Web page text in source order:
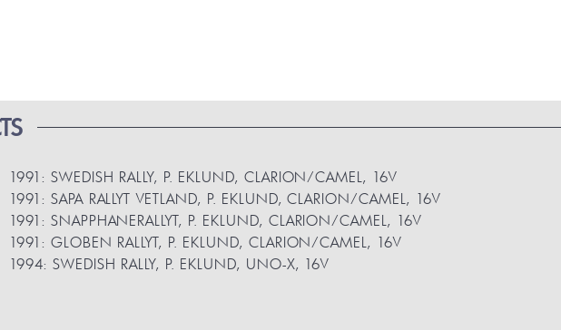
1991: SWEDISH RALLY, P. EKLUND, CLARION/CAMEL, 16V
1991: SAPA RALLYT VETLAND, P. EKLUND, CLARION/CAMEL, 16V
1991: SNAPPHANERALLYT, P. EKLUND, CLARION/CAMEL, 16V
1991: GLOBEN RALLYT, P. EKLUND, CLARION/CAMEL, 16V
1994: SWEDISH RALLY, P. EKLUND, UNO-X, 16V